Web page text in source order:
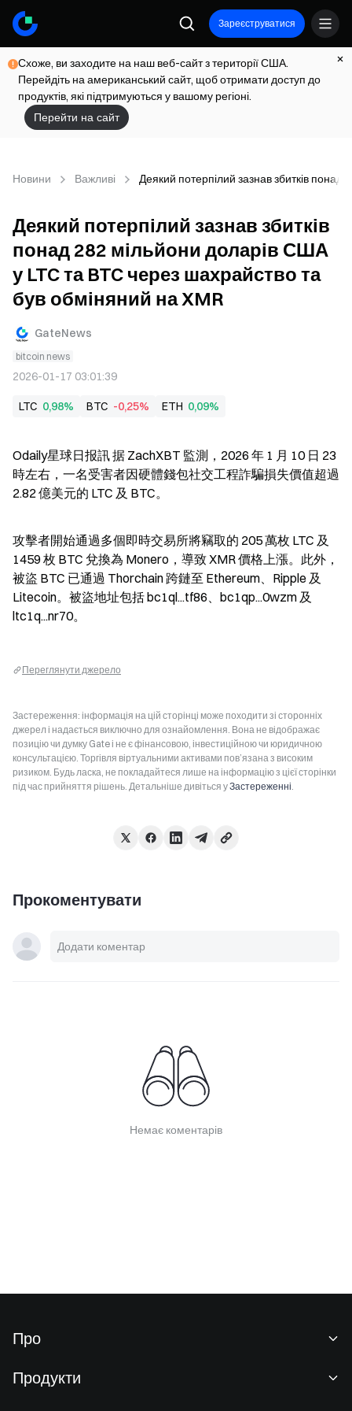
Зареєструватися
Схоже, ви заходите на наш веб-сайт з території США.
Перейдіть на американський сайт, щоб отримати доступ до
продуктів, які підтримуються у вашому регіоні.
Перейти на сайт
Новини Важливі Деякий потерпілий зазнав збитків
Деякий потерпілий зазнав збитків
понад 282 мільйони доларів США
у LTC та BTC через шахрайство та
був обміняний на XMR
GateNews
bitcoin news
2026-01-17 03:01:39
LTC 0,98% BTC -0,25% ETH 0,09%
Odaily星球日报訊 据 ZachXBT 監測，2026 年 1 月 10 日 23
時左右，一名受害者因硬體錢包社交工程詐騙損失價值超過
2.82 億美元的 LTC 及 BTC。
攻擊者開始通過多個即時交易所將竊取的 205 萬枚 LTC 及
1459 枚 BTC 兌換為 Monero，導致 XMR 價格上漲。此外，
被盜 BTC 已通過 Thorchain 跨鏈至 Ethereum、Ripple 及
Litecoin。被盜地址包括 bc1ql...tf86、bc1qp...0wzm 及
ltc1q...nr70。
Переглянути джерело
Застереження: інформація на цій сторінці може походити зі сторонніх
джерел і надається виключно для ознайомлення. Вона не відображає
позицію чи думку Gate і не є фінансовою, інвестиційною чи юридичною
консультацією. Торгівля віртуальними активами пов’язана з високим
ризиком. Будь ласка, не покладайтеся лише на інформацію з цієї сторінки
під час прийняття рішень. Детальніше дивіться уЗастереженні.
Прокоментувати
Немає коментарів
Про
Продукти